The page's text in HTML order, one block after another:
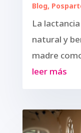
Blog,
La
natural y
madre
leer más